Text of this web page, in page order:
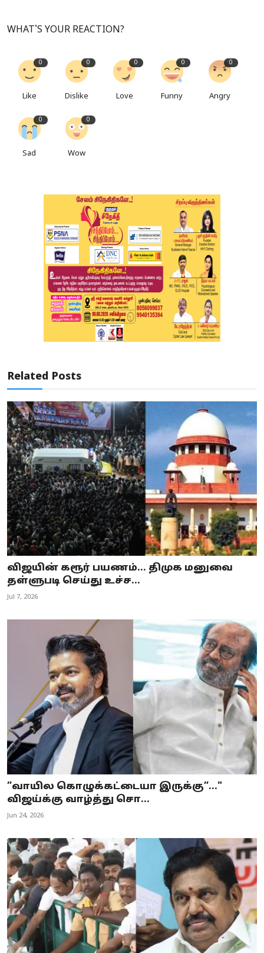
WHAT'S YOUR REACTION?
0
Like
0
Dislike
0
Love
0
Funny
0
Angry
0
Sad
0
Wow
Related Posts
விஜயின் கரூர் பயணம்... திமுக மனுவை
தள்ளுபடி செய்து உச்ச...
Jul 7, 2026
”வாயில கொழுக்கட்டையா இருக்கு”..."
விஜய்க்கு வாழ்த்து சொ...
Jun 24, 2026